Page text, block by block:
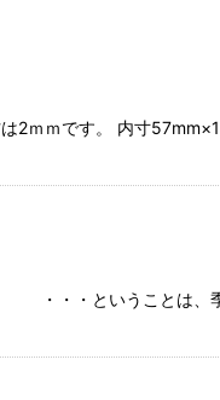
2ｍｍです。 内寸
・・ということは、